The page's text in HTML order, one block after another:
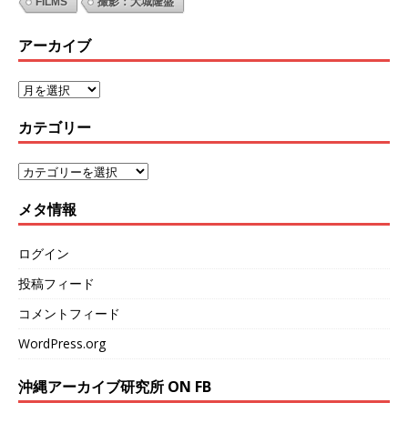
アーカイブ
カテゴリー
メタ情報
ログイン
投稿フィード
コメントフィード
WordPress.org
沖縄アーカイブ研究所 ON FB